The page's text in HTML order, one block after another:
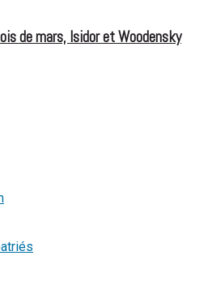
de mars, Isidor et Woodensky